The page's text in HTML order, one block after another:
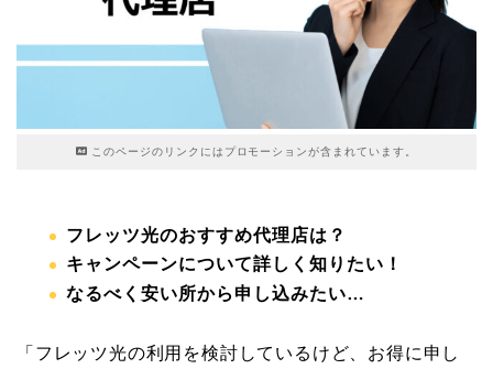
このページのリンクにはプロモーションが含まれています。
フレッツ光のおすすめ代理店は？
キャンペーンについて詳しく知りたい！
なるべく安い所から申し込みたい…
「フレッツ光の利用を検討しているけど、お得に申し